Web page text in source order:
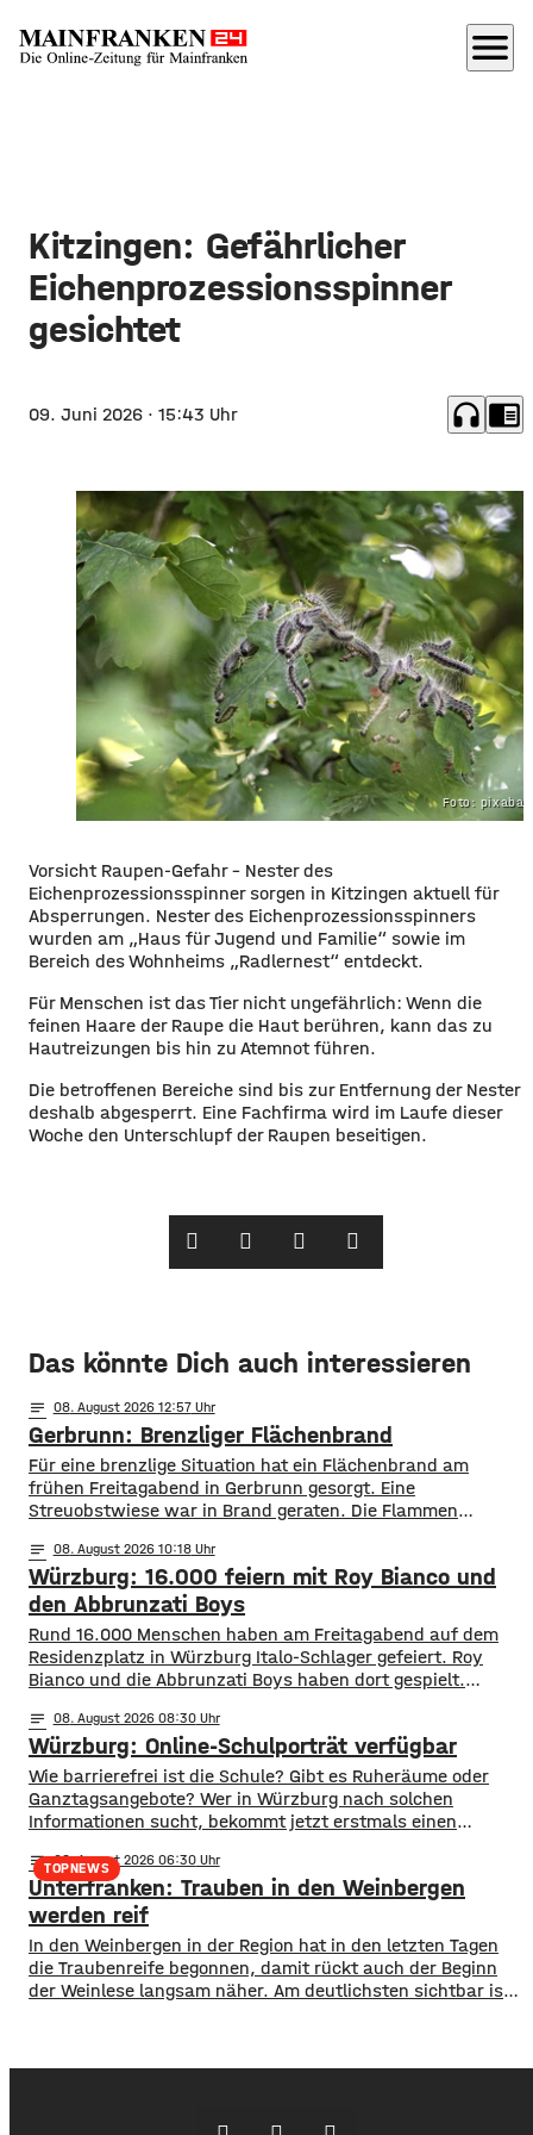
menu
Kitzingen: Gefährlicher
Eichenprozessionsspinner
gesichtet
09. Juni 2026 · 15:43 Uhr headphones chrome_reader_mode
Foto:
Vorsicht Raupen-Gefahr – Nester des
Eichenprozessionsspinner sorgen in Kitzingen aktuell für
Absperrungen. Nester des Eichenprozessionsspinners
wurden am „Haus für Jugend und Familie“ sowie im
Bereich des Wohnheims „Radlernest“ entdeckt.
Für Menschen ist das Tier nicht ungefährlich: Wenn die
feinen Haare der Raupe die Haut berühren, kann das zu
Hautreizungen bis hin zu Atemnot führen.
Die betroffenen Bereiche sind bis zur Entfernung der Nester
deshalb abgesperrt. Eine Fachfirma wird im Laufe dieser
Woche den Unterschlupf der Raupen beseitigen.
Das könnte Dich auch interessieren
notes 08. August 2026 12:57
Gerbrunn: Brenzliger Flächenbrand
Für eine brenzlige Situation hat ein Flächenbrand am
frühen Freitagabend in Gerbrunn gesorgt. Eine
Streuobstwiese war in Brand geraten. Die Flammen
Fläche von mehreren hundert Quadratmetern aus. Auch
vier Bäume standen in Flammen. Zudem kamen die
Flammen auch einer Kleingartenanlage und fünf
Wohnhäusern immer näher. Den Feuerwehren
notes 08. August 2026 10:18
Würzburg: 16.000 feiern mit Roy Bianco und
den Abbrunzati Boys
Rund 16.000 Menschen haben am Freitagabend auf dem
Residenzplatz in Würzburg Italo-Schlager gefeiert. Roy
Bianco und die Abbrunzati Boys haben dort gespielt.
abseits des Konzertgeländes verfolgten viele Zaungäste bei
Picknick-Stimmung in den Straßen die Songs. Hier gibt es
Bilder vom Konzert Die Konzertreihe vor dem
notes 08. August 2026 08:30
Würzburg: Online-Schulporträt verfügbar
​​Wie barrierefrei ist die Schule? Gibt es Ruheräume oder
Ganztagsangebote? Wer in Würzburg nach solchen
Informationen sucht, bekommt jetzt erstmals einen
im Open-Data-Portal neue digitale
Schulporträts veröffentlicht. Dort werden alle 35 Schulen
in städtischer Trägerschaft mit einer Vielzahl von Daten
vorgestellt und miteinander vergleichbar gemacht. ​So
können beispielsweise Schülerzahlen, die Anzahl der
TOPNEWS
notes 08. August 2026 06:30
Unterfranken: Trauben in den Weinbergen
werden reif
In den Weinbergen in der Region hat in den letzten Tagen
die Traubenreife begonnen, damit rückt auch der Beginn
der Weinlese langsam näher. Am deutlichsten sichtbar ist